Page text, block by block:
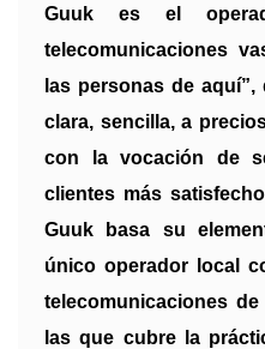
Guuk es el
telecomunicaciones
las personas de
clara, sencilla, a
con la vocación de
clientes más
Guuk basa su
único operador local
telecomunicaciones
las que cubre la